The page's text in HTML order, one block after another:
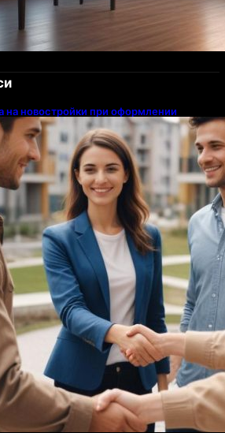
на новостройки при оформлении
у застройщика